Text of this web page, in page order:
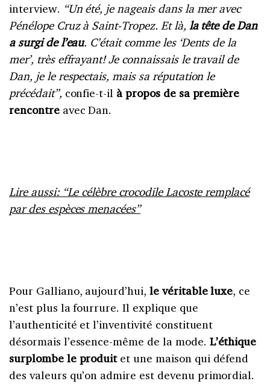
interview. “Un été, je nageais dans la mer avec
Pénélope Cruz à Saint-Tropez. Et là, la tête de Dan
a surgi de l’eau. C’était comme les ‘Dents de la
mer’, très effrayant! Je connaissais le travail de
Dan, je le respectais, mais sa réputation le
précédait”, confie-t-il à propos de sa première
rencontreavec Dan.
Lire aussi: “Le célèbre crocodile Lacoste remplacé
par des espèces menacées”
Pour Galliano, aujourd’hui, le véritable luxe, ce
n’est plus la fourrure. Il explique que
l’authenticité et l’inventivité constituent
désormais l’essence-même de la mode. L’éthique
surplombe le produitet une maison qui défend
des valeurs qu’on admire est devenu primordial.